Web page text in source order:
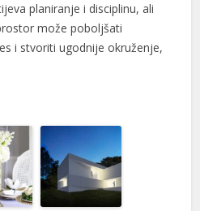
planiranje i disciplinu, ali
može poboljšati
i stvoriti ugodnije okruženje,